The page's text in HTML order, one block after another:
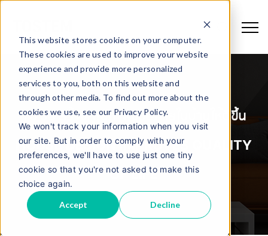
This website stores cookies on your computer.
These cookies are used to improve your website
experience and provide more personalized
services to you, both on this website and
through other media. To find out more about the
cookies we use, see our Privacy Policy.
We won't track your information when you visit
our site. But in order to comply with your
preferences, we'll have to use just one tiny
cookie so that you're not asked to make this
choice again.
Accept Decline
10 วิธี สร้างคุณภาพชีวิตภายในบ้านให้ดีขึ้น
HOUSE DESIGN IMPROVES QUALITY
OF LIFE